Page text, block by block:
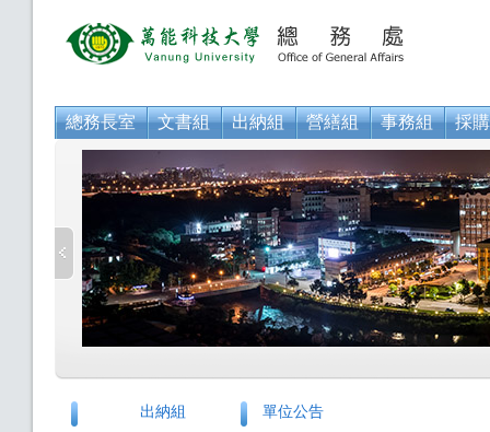
總務長室 文書組 出納組 營繕組 事務組 採
出納組 單位公告